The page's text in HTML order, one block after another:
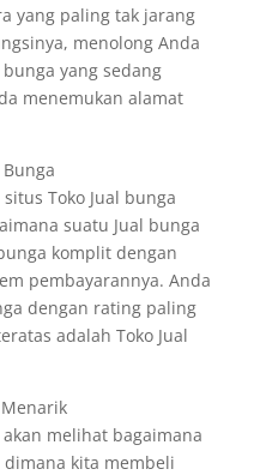
yang paling tak jarang
menolong Anda
yang sedang
menemukan alamat
Toko Jual bunga
suatu Jual bunga
komplit dengan
pembayarannya. Anda
dengan rating paling
adalah Toko Jual
melihat bagaimana
kita membeli